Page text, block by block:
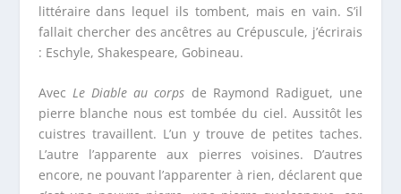
littéraire dans lequel ils tombent, mais en vain. S’il
fallait chercher des ancêtres au Crépuscule, j’écrirais
: Eschyle, Shakespeare, Gobineau.
Avec Le Diable au corps de Raymond Radiguet, une
pierre blanche nous est tombée du ciel. Aussitôt les
cuistres travaillent. L’un y trouve de petites taches.
L’autre l’apparente aux pierres voisines. D’autres
encore, ne pouvant l’apparenter à rien, déclarent que